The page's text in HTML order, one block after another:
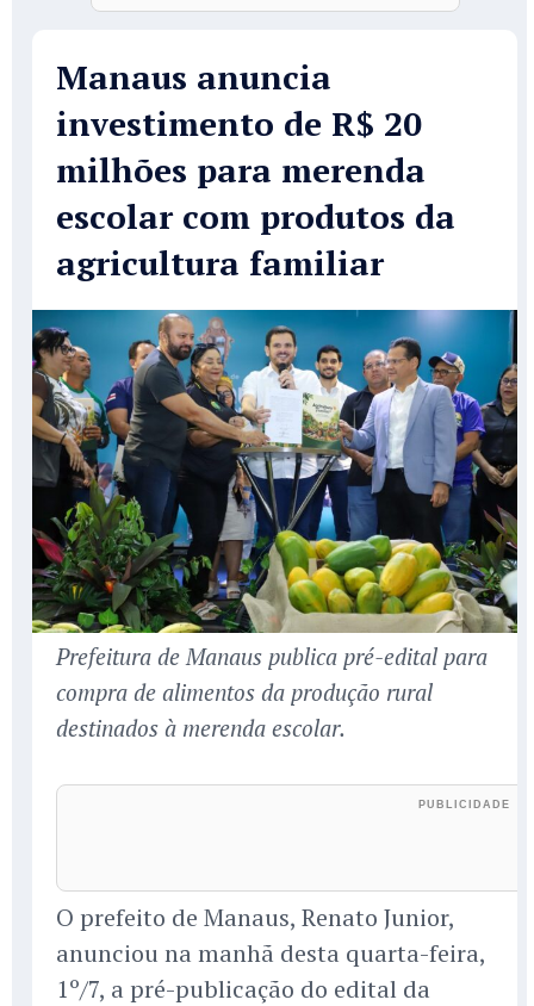
Manaus anuncia
investimento de R$ 20
milhões para merenda
escolar com produtos da
agricultura familiar
Prefeitura de Manaus publica pré-edital para
compra de alimentos da produção rural
destinados à merenda escolar.
O prefeito de Manaus, Renato Junior,
anunciou na manhã desta quarta-feira,
1º/7, a pré-publicação do edital da